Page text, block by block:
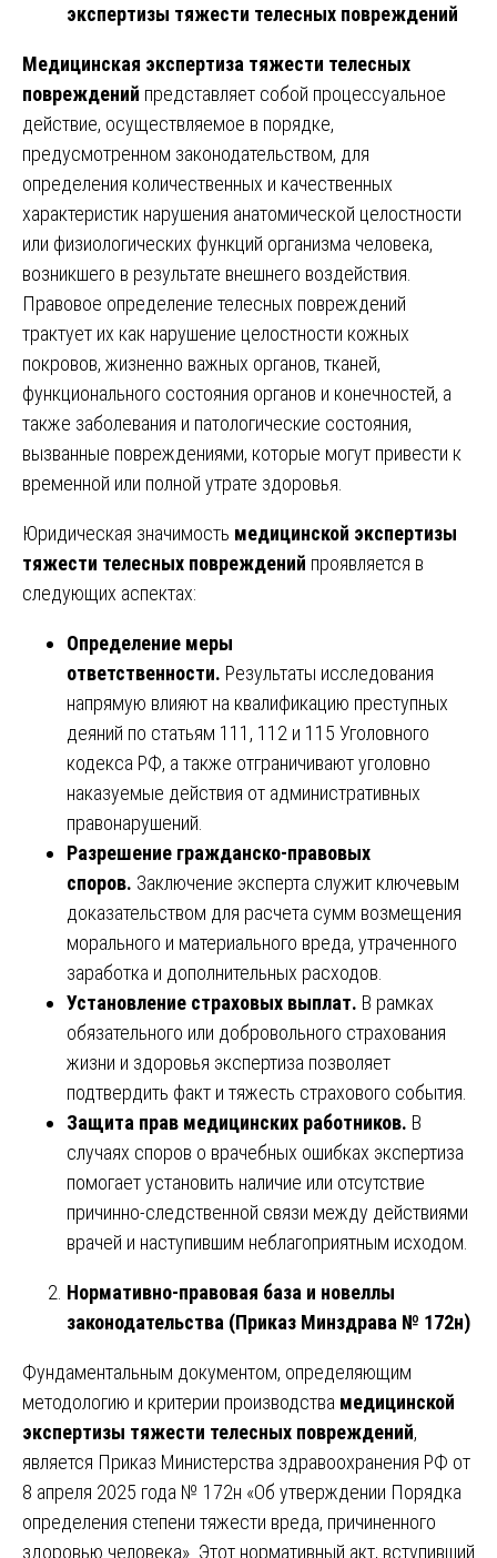
экспертизы тяжести телесных повреждений
Медицинская экспертиза тяжести телесных
повреждений представляет собой процессуальное
действие, осуществляемое в порядке,
предусмотренном законодательством, для
определения количественных и качественных
характеристик нарушения анатомической целостности
или физиологических функций организма человека,
возникшего в результате внешнего воздействия.
Правовое определение телесных повреждений
трактует их как нарушение целостности кожных
покровов, жизненно важных органов, тканей,
функционального состояния органов и конечностей, а
также заболевания и патологические состояния,
вызванные повреждениями, которые могут привести к
временной или полной утрате здоровья.
Юридическая значимость медицинской экспертизы
тяжести телесных повреждений проявляется в
следующих аспектах:
Определение меры
ответственности. Результаты исследования
напрямую влияют на квалификацию преступных
деяний по статьям 111, 112 и 115 Уголовного
кодекса РФ, а также отграничивают уголовно
наказуемые действия от административных
правонарушений.
Разрешение гражданско-правовых
споров. Заключение эксперта служит ключевым
доказательством для расчета сумм возмещения
морального и материального вреда, утраченного
заработка и дополнительных расходов.
Установление страховых выплат. В рамках
обязательного или добровольного страхования
жизни и здоровья экспертиза позволяет
подтвердить факт и тяжесть страхового события.
Защита прав медицинских работников. В
случаях споров о врачебных ошибках экспертиза
помогает установить наличие или отсутствие
причинно-следственной связи между действиями
врачей и наступившим неблагоприятным исходом.
Нормативно-правовая база и новеллы
законодательства (Приказ Минздрава № 172н)
Фундаментальным документом, определяющим
методологию и критерии производства медицинской
экспертизы тяжести телесных повреждений,
является Приказ Министерства здравоохранения РФ от
8 апреля 2025 года № 172н «Об утверждении Порядка
определения степени тяжести вреда, причиненного
здоровью человека». Этот нормативный акт, вступивший